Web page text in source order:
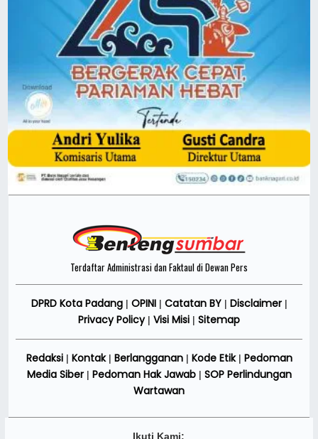
Terdaftar Administrasi dan Faktaul di Dewan Pers
DPRD Kota Padang| OPINI| Catatan BY| Disclaimer|
Privacy Policy| Visi Misi | Sitemap
Redaksi| Kontak| Berlangganan| Kode Etik| Pedoman
Media Siber| Pedoman Hak Jawab| SOP Perlindungan
Wartawan
Ikuti Kami: